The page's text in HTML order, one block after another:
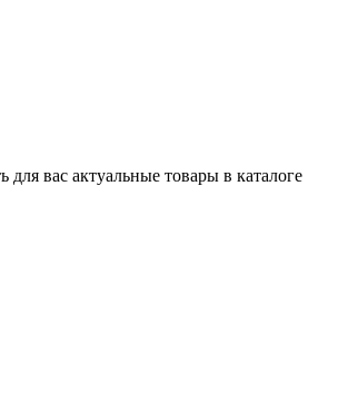
вас актуальные товары в каталоге